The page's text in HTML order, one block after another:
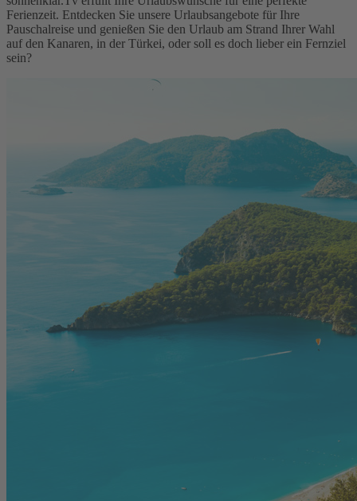
Ferienzeit. Entdecken Sie unsere Urlaubsangebote für Ihre
Pauschalreise und genießen Sie den Urlaub am Strand Ihrer Wahl
auf den Kanaren, in der Türkei, oder soll es doch lieber ein Fernziel
sein?